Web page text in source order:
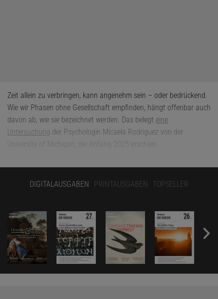
Zeit allein zu verbringen, kann angenehm sein – oder bedrückend.
Wie wir Phasen ohne Gesellschaft empfinden, hängt offenbar auch
davon ab, wie sie bezeichnet werden. Das belegt eine
Untersuchung der Psychologin Micaela Rodriguez von der
University of Michigan, die Anfang 2025 erschien.
Begriffe für das Alleinsein bewerteten. Am besten schnitt die
selbst«. Dieses Wort weckte positive Gefühle und schien den
Probandinnen und Probanden auch gesellschaftlich erwünscht zu
sein. Etwas schlechter schnitt der Begriff »Alleinsein« ab. Auf dem
letzten Platz landete das englische Wort »isolation«, was auf
Deutsch auch mit »Abgeschiedenheit« übersetzt werden kann.
Selbst dieser Begriff, obgleich Schlusslicht in der Liste, war bei den
DIGITALAUSGABEN PRINTAUSGABEN TOPSELLER